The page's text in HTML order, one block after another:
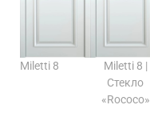
Miletti 8
Miletti 8 |
Стекло
«Rococo»